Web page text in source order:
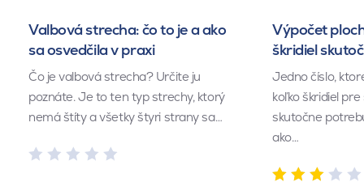
Valbová strecha: čo to je a ako
sa osvedčila v praxi
Čo je valbová strecha? Určite ju
poznáte. Je to ten typ strechy, ktorý
nemá štíty a všetky štyri strany sa…
Výpočet
škridiel
Jedno číslo,
koľko škridiel
skutočne
ako…